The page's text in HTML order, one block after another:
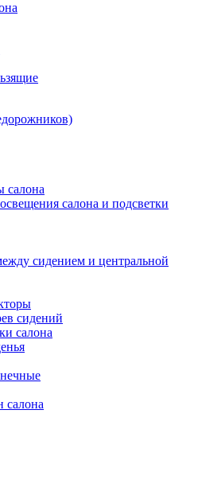
салона
салона и подсветки
сидением и центральной
сидений
салона
салона